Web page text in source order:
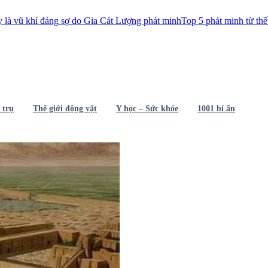
sợ do Gia Cát Lượng phát minhTop 5 phát minh từ thế kỷ 18 làm
trụ Thế giới động vật Y học – Sức khỏe 1001 bí ẩn